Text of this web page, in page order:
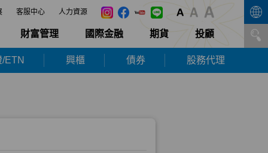
客服中心 人力資源
財富管理 國際金融 期貨 投顧
ETN 興櫃 債券 股務代理